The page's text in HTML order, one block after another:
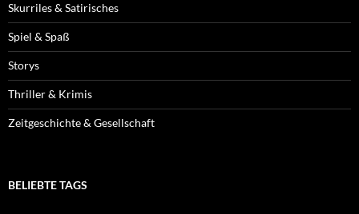
Skurriles & Satirisches
Spiel & Spaß
Storys
Thriller & Krimis
Zeitgeschichte & Gesellschaft
BELIEBTE TAGS